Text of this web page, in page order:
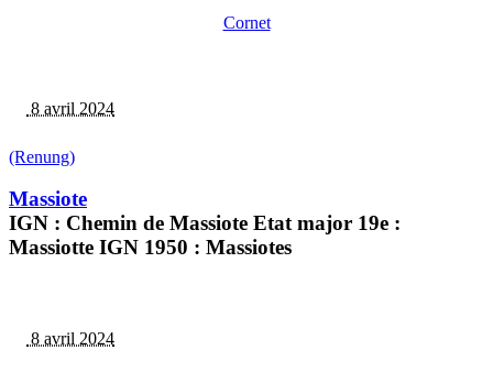
Cornet
8 avril 2024
(Renung)
Massiote
IGN : Chemin de Massiote Etat major 19e :
Massiotte IGN 1950 : Massiotes
8 avril 2024